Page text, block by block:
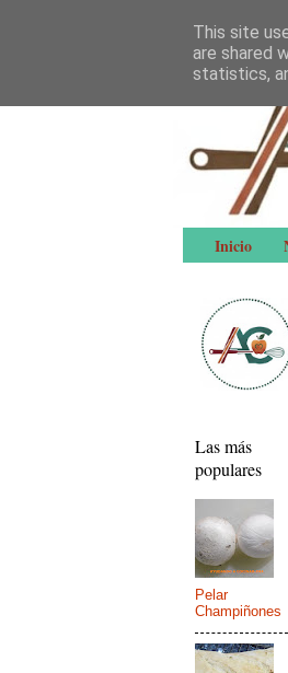
Inicio
Las más
populares
Pelar
Champiñones
This site
are shared
statistics,